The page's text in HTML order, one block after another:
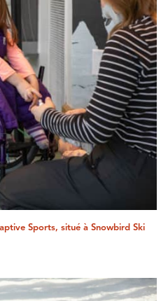
Sports, situé à Snowbird Ski